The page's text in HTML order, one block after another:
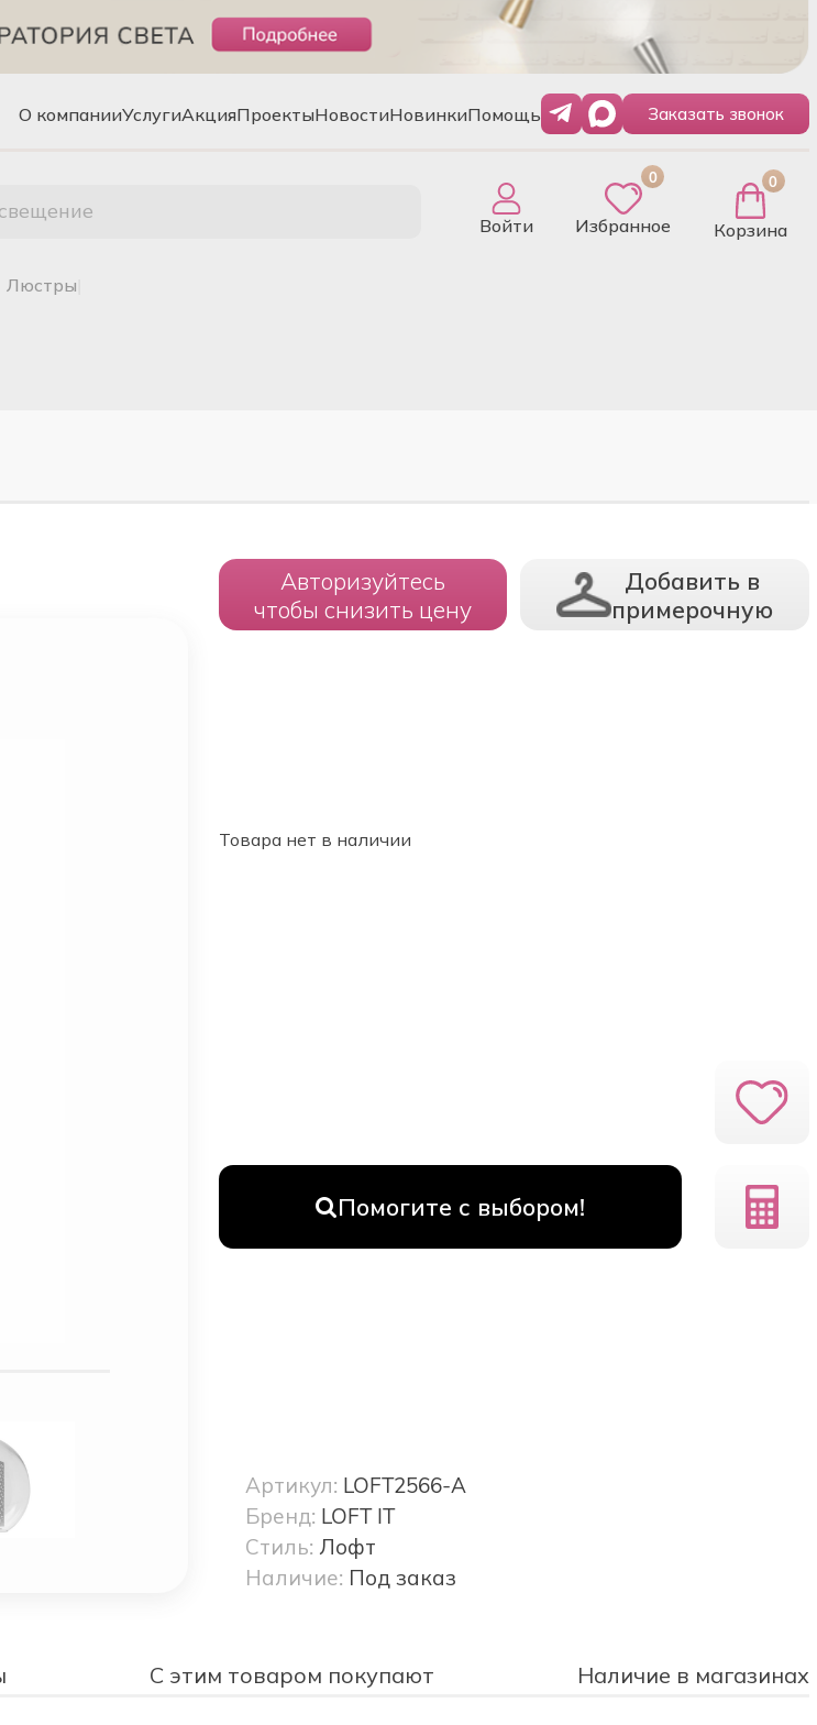
О компанииУслугиАкцияПроектыНовостиНовинкиПомощь Заказать звонок
Войти
0
Избранное
0
Корзина
люстры
Авторизуйтесь
чтобы снизить цену
Добавить в
примерочную
Товара нет в наличии
Помогите с выбором!
Артикул: LOFT2566-A
Бренд: LOFT IT
Стиль: Лофт
Наличие: Под заказ
С этим товаром покупают Наличие в магазинах